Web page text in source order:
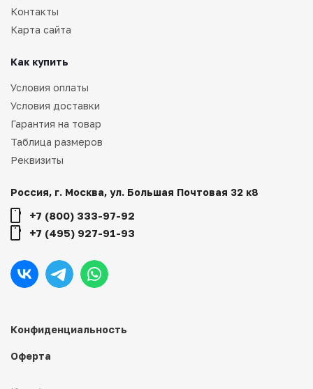
Конфиденциальность
Оферта
Контакты
Карта сайта
Как купить
Условия оплаты
Условия доставки
Гарантия на товар
Таблица размеров
Реквизиты
Россия, г. Москва, ул. Большая Почтовая 32 к8
+7 (800) 333-97-92
+7 (495) 927-91-93